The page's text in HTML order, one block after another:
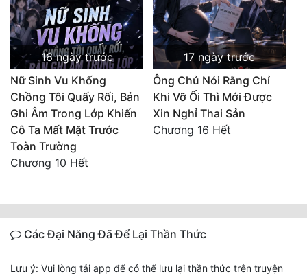
Sát Phạt Quyết Đoán
Vô Sỉ
Điềm Đạm16 ngày trước
Nữ Sinh Vu Khống
Chồng Tôi Quấy Rối, Bản
Ghi Âm Trong Lớp Khiến
Cô Ta Mất Mặt Trước
Toàn Trường
Chương 10 Hết
17 ngày trước
Ông Chủ Nói Rằng Chỉ
Khi Vỡ Ối Thì Mới Được
Xin Nghỉ Thai Sản
Chương 16 Hết
Các Đại Năng Đã Để Lại Thần Thức
Lưu ý: Vui lòng tải app để có thể lưu lại thần thức trên truyện